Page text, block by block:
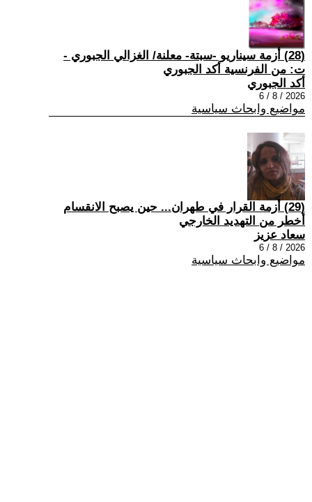
(28) أزمة سيناريو -سبتة- معلنة/ الغزالي الجبوري -
ت: من الفرنسية أكد الجبوري
أكد الجبوري
2026 / 8 / 6
مواضيع وابحاث سياسية
(29) أزمة القرار في طهران... حين يصبح الانقسام
أخطر من التهديد الخارجي
سعاد عزيز
2026 / 8 / 6
مواضيع وابحاث سياسية